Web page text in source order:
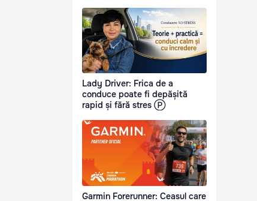
Lady Driver: Frica de a
conduce poate fi depășită
rapid și fără stres Ⓟ
Garmin Forerunner: Ceasul care